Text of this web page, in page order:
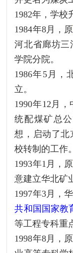
1982年，学校
1984年8月，原
河北省廊坊三
学院分院。
1986年5月，
立。
1990年12月
统配煤矿总
想，启动了北
校转制的工作
1993年1月，原
意建立华北矿
1997年3月，
共和国国家教
等工程专科重
1998年8月，